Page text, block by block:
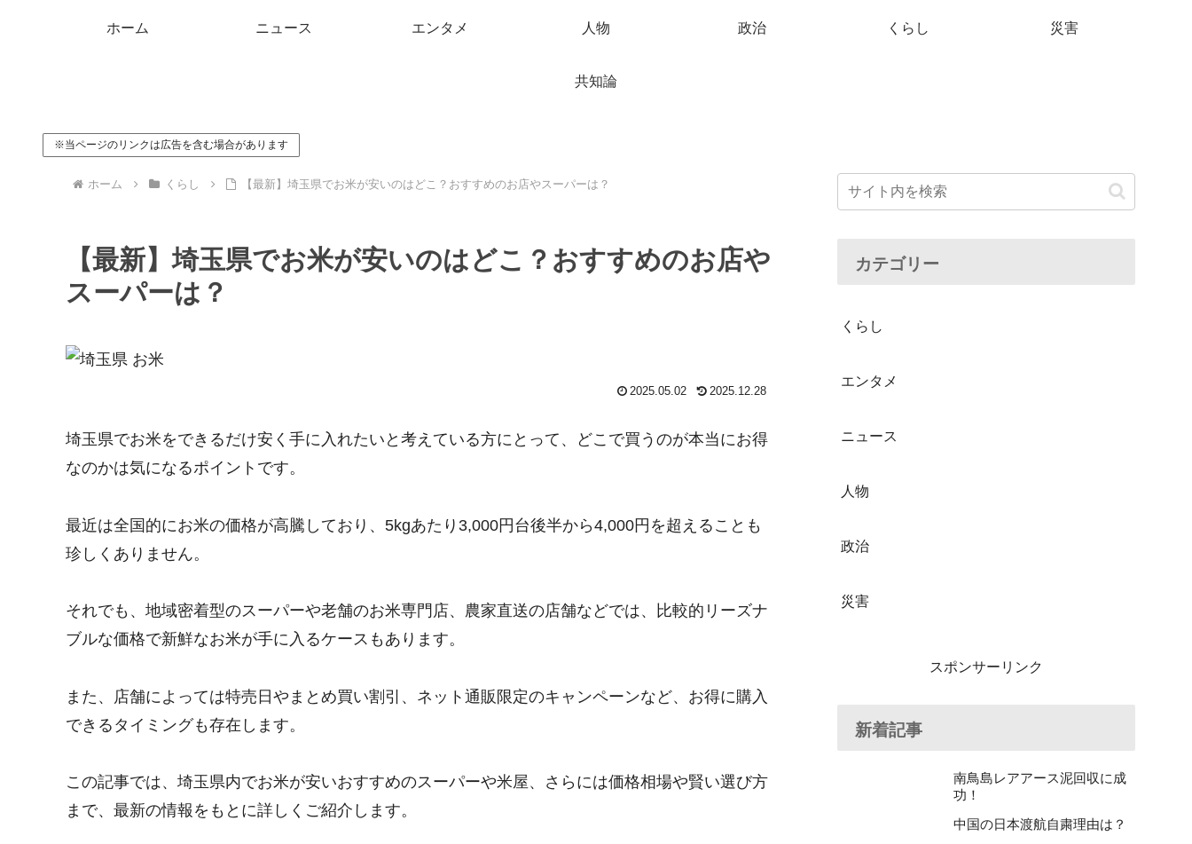
ホーム ニュース エンタメ 人物 政治 くらし 災害
共知論
※当ページのリンクは広告を含む場合があります
ホーム くらし 【最新】埼玉県でお米が安いのはどこ？おすすめのお店やスーパーは？
【最新】埼玉県でお米が安いのはどこ？おすすめのお店や
スーパーは？
2025.05.02 2025.12.28
埼玉県でお米をできるだけ安く手に入れたいと考えている方にとって、どこで買うのが本当にお得
なのかは気になるポイントです。
最近は全国的にお米の価格が高騰しており、5kgあたり3,000円台後半から4,000円を超えることも
珍しくありません。
それでも、地域密着型のスーパーや老舗のお米専門店、農家直送の店舗などでは、比較的リーズナ
ブルな価格で新鮮なお米が手に入るケースもあります。
また、店舗によっては特売日やまとめ買い割引、ネット通販限定のキャンペーンなど、お得に購入
できるタイミングも存在します。
この記事では、埼玉県内でお米が安いおすすめのスーパーや米屋、さらには価格相場や賢い選び方
まで、最新の情報をもとに詳しくご紹介します。
カテゴリー
くらし
エンタメ
ニュース
人物
政治
災害
スポンサーリンク
新着記事
南鳥島レアアース泥回収に成
功！
中国の日本渡航自粛理由は？